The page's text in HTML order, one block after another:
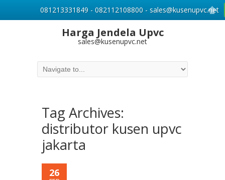
Harga Jendela Upvc
sales@kusenupvc.net
Tag Archives:
distributor kusen upvc
jakarta
26
081213331849 - 082112108800 - sales@kusenupvc.net